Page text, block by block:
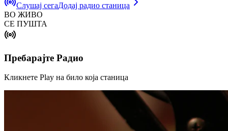
Слушај сегаДодај радио станица
ВО ЖИВО
СЕ ПУШТА
Пребарајте Радио
Кликнете Play на било која станица